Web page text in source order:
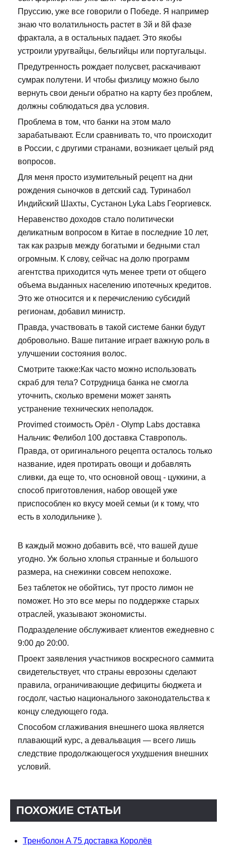
Пруссию, уже все говорили о Победе. Я например
знаю что волатильность растет в 3й и 8й фазе
фрактала, а в остальных падает. Это якобы
устроили уругвайцы, бельгийцы или португальцы.
Предутренность рождает полусвет, раскачивают
сумрак полутени. И чтобы физлицу можно было
вернуть свои деньги обратно на карту без проблем,
должны соблюдаться два условия.
Проблема в том, что банки на этом мало
зарабатывают. Если сравнивать то, что происходит
в России, с другими странами, возникает целый ряд
вопросов.
Для меня просто изумительный рецепт на дни
рождения сыночков в детский сад. Туринабол
Индийский Шахты, Сустанон Lyka Labs Георгиевск.
Неравенство доходов стало политически
деликатным вопросом в Китае в последние 10 лет,
так как разрыв между богатыми и бедными стал
огромным. К слову, сейчас на долю программ
агентства приходится чуть менее трети от общего
объема выданных населению ипотечных кредитов.
Это же относится и к перечислению субсидий
регионам, добавил министр.
Правда, участвовать в такой системе банки будут
добровольно. Ваше питание играет важную роль в
улучшении состояния волос.
Смотрите также:Как часто можно использовать
скраб для тела? Сотрудница банка не смогла
уточнить, сколько времени может занять
устранение технических неполадок.
Provimed стоимость Орёл - Olymp Labs доставка
Нальчик: Фелибол 100 доставка Ставрополь.
Правда, от оригинального рецепта осталось только
название, идея протирать овощи и добавлять
сливки, да еще то, что основной овощ - цуккини, а
способ приготовления, набор овощей уже
приспособлен ко вкусу моей семьи (и к тому, что
есть в холодильнике ).
В каждый можно добавить всё, что вашей душе
угодно. Уж больно хлопья странные и большого
размера, на снежинки совсем непохоже.
Без таблеток не обойтись, тут просто лимон не
поможет. Но это все меры по поддержке старых
отраслей, указывают экономисты.
Подразделение обслуживает клиентов ежедневно с
9:00 до 20:00.
Проект заявления участников воскресного саммита
свидетельствует, что страны еврозоны сделают
правила, ограничивающие дефициты бюджета и
госдолг, частью национального законодательства к
концу следующего года.
Способом сглаживания внешнего шока является
плавающий курс, а девальвация — всего лишь
следствие продолжающегося ухудшения внешних
условий.
ПОХОЖИЕ СТАТЬИ
Тренболон A 75 доставка Королёв